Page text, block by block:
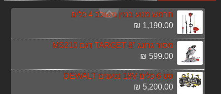
חרמש מנוע בנזין משולב 4 כלים
1,190.00 ₪
מסור גרונג "TARGET 8 דגם MS210
599.00 ₪
סט 6 כלים 18V נטענים DEWALT
5,200.00 ₪